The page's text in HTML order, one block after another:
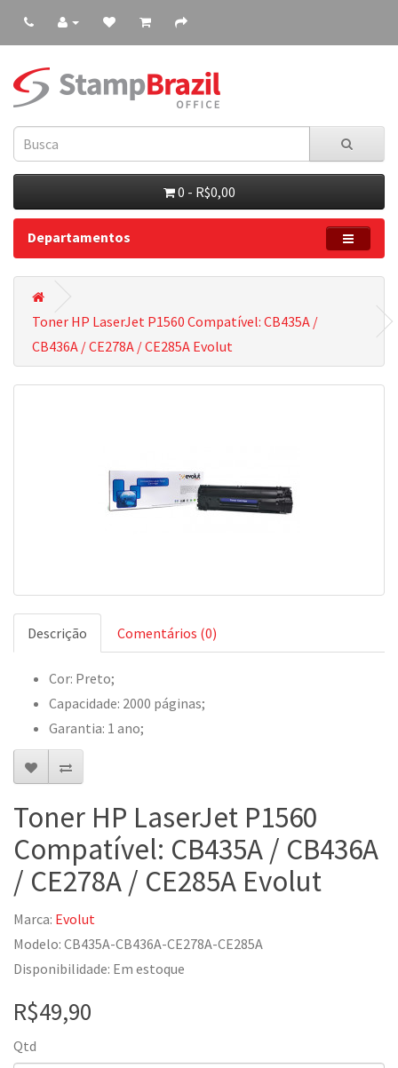
0 - R$0,00
Departamentos
Toner HP LaserJet P1560 Compatível: CB435A /
CB436A / CE278A / CE285A Evolut
Descrição Comentários (0)
Cor: Preto;
Capacidade: 2000 páginas;
Garantia: 1 ano;
Toner HP LaserJet P1560
Compatível: CB435A / CB436A
/ CE278A / CE285A Evolut
Marca: Evolut
Modelo: CB435A-CB436A-CE278A-CE285A
Disponibilidade: Em estoque
R$49,90
Qtd